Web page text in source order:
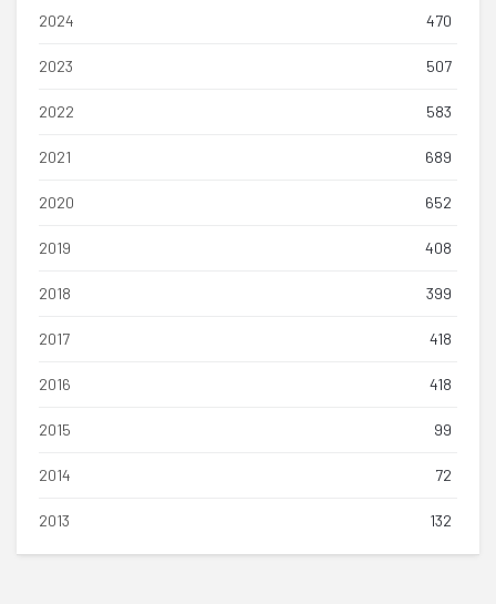
2024 470
2023 507
2022 583
2021 689
2020 652
2019 408
2018 399
2017 418
2016 418
2015 99
2014 72
2013 132